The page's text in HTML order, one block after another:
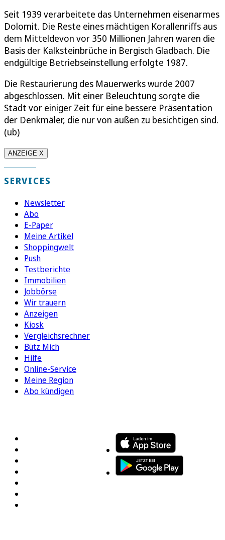
Seit 1939 verarbeitete das Unternehmen eisenarmes
Dolomit. Die Reste eines mächtigen Korallenriffs aus
dem Mitteldevon vor 350 Millionen Jahren waren die
Basis der Kalksteinbrüche in Bergisch Gladbach. Die
endgültige Betriebseinstellung erfolgte 1987.
Die Restaurierung des Mauerwerks wurde 2007
abgeschlossen. Mit einer Beleuchtung sorgte die
Stadt vor einiger Zeit für eine bessere Präsentation
der Denkmäler, die nur von außen zu besichtigen sind.
(ub)
ANZEIGE X
SERVICES
Newsletter
Abo
E-Paper
Meine Artikel
Shoppingwelt
Push
Testberichte
Immobilien
Jobbörse
Wir trauern
Anzeigen
Kiosk
Vergleichsrechner
Bütz Mich
Hilfe
Online-Service
Meine Region
Abo kündigen